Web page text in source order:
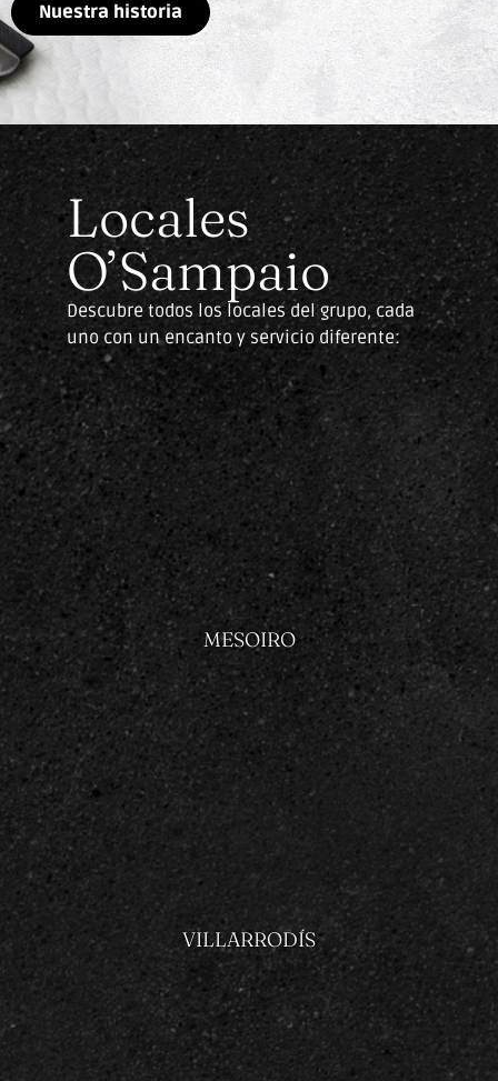
Nuestra historia
Locales
O’Sampaio
Descubre todos los locales del grupo, cada
uno con un encanto y servicio diferente:
MESOIRO
VILLARRODÍS